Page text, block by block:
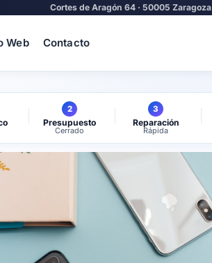
Cortes de Aragón 64 · 50005 Zaragoza
Web Contacto
2
Presupuesto
Cerrado
3
Reparación
Rápida